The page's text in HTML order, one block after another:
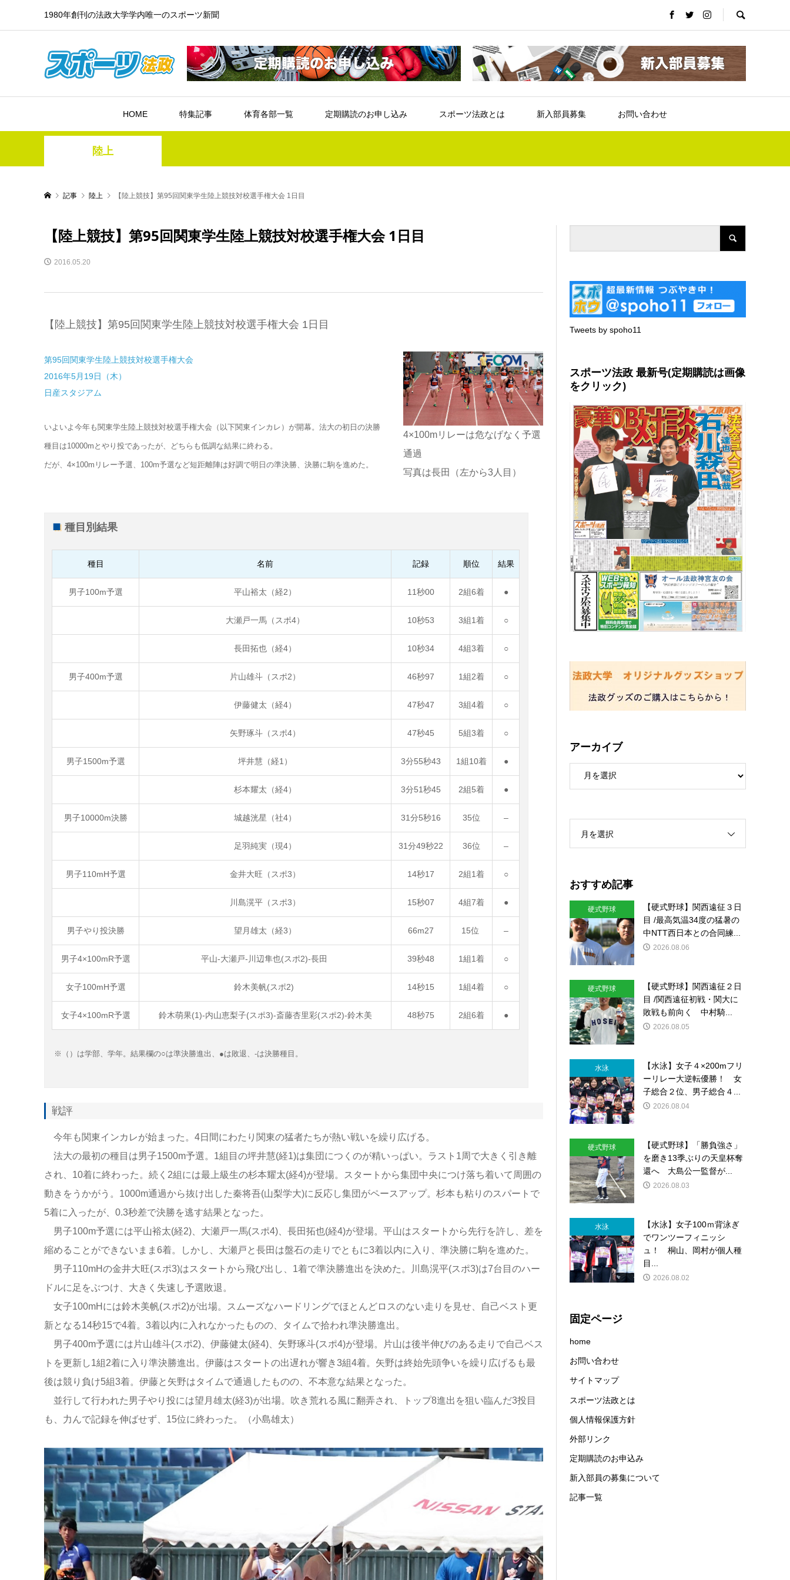
1980年創刊の法政大学学内唯一のスポーツ新聞
HOME 特集記事 体育各部一覧 定期購読のお申し込み スポーツ法政とは 新入部員募集 お問い合わせ
陸上
記事 陸上 【陸上競技】第95回関東学生陸上競技対校選手権大会 1日目
【陸上競技】第95回関東学生陸上競技対校選手権大会 1日目
2016.05.20
【陸上競技】第95回関東学生陸上競技対校選手権大会 1日目
第95回関東学生陸上競技対校選手権大会
2016年5月19日（木）
日産スタジアム
いよいよ今年も関東学生陸上競技対校選手権大会（以下関東インカレ）が開幕。法大の初日の決勝
種目は10000mとやり投であったが、どちらも低調な結果に終わる。
だが、4×100mリレー予選、100m予選など短距離陣は好調で明日の準決勝、決勝に駒を進めた。
4×100mリレーは危なげなく予選
通過
写真は長田（左から3人目）
種目別結果
種目 名前 記録 順位 結果
男子100m予選 平山裕太（経2） 11秒00 2組6着 ●
大瀬戸一馬（スポ4） 10秒53 3組1着 ○
長田拓也（経4） 10秒34 4組3着 ○
男子400m予選 片山雄斗（スポ2） 46秒97 1組2着 ○
伊藤健太（経4） 47秒47 3組4着 ○
矢野琢斗（スポ4） 47秒45 5組3着 ○
男子1500m予選 坪井慧（経1） 3分55秒43 1組10着 ●
杉本耀太（経4） 3分51秒45 2組5着 ●
男子10000m決勝 城越洸星（社4） 31分5秒16 35位 –
足羽純実（現4） 31分49秒22 36位 –
男子110mH予選 金井大旺（スポ3） 14秒17 2組1着 ○
川島滉平（スポ3） 15秒07 4組7着 ●
男子やり投決勝 望月雄太（経3） 66m27 15位 –
男子4×100mR予選 平山-大瀬戸-川辺隼也(スポ2)-長田 39秒48 1組1着 ○
女子100mH予選 鈴木美帆(スポ2) 14秒15 1組4着 ○
女子4×100mR予選 鈴木萌果(1)-内山恵梨子(スポ3)-斎藤杏里彩(スポ2)-鈴木美 48秒75 2組6着 ●
※（）は学部、学年。結果欄の○は準決勝進出、●は敗退、-は決勝種目 。
戦評
今年も関東インカレが始まった。4日間にわたり関東の猛者たちが熱い戦いを繰り広げる。
法大の最初の種目は男子1500m予選。1組目の坪井慧(経1)は集団につくのが精いっぱい。ラスト1周で大きく引き離
され、10着に終わった。続く2組には最上級生の杉本耀太(経4)が登場。スタートから集団中央につけ落ち着いて周囲の
動きをうかがう。1000m通過から抜け出した秦将吾(山梨学大)に反応し集団がペースアップ。杉本も粘りのスパートで
5着に入ったが、0.3秒差で決勝を逃す結果となった。
男子100m予選には平山裕太(経2)、大瀬戸一馬(スポ4)、長田拓也(経4)が登場。平山はスタートから先行を許し、差を
縮めることができないまま6着。しかし、大瀬戸と長田は盤石の走りでともに3着以内に入り、準決勝に駒を進めた。
男子110mHの金井大旺(スポ3)はスタートから飛び出し、1着で準決勝進出を決めた。川島滉平(スポ3)は7台目のハー
ドルに足をぶつけ、大きく失速し予選敗退。
女子100mHには鈴木美帆(スポ2)が出場。スムーズなハードリングでほとんどロスのない走りを見せ、自己ベスト更
新となる14秒15で4着。3着以内に入れなかったものの、タイムで拾われ準決勝進出。
男子400m予選には片山雄斗(スポ2)、伊藤健太(経4)、矢野琢斗(スポ4)が登場。片山は後半伸びのある走りで自己ベス
トを更新し1組2着に入り準決勝進出。伊藤はスタートの出遅れが響き3組4着。矢野は終始先頭争いを繰り広げるも最
後は競り負け5組3着。伊藤と矢野はタイムで通過したものの、不本意な結果となった。
並行して行われた男子やり投には望月雄太(経3)が出場。吹き荒れる風に翻弄され、トップ8進出を狙い臨んだ3投目
も、力んで記録を伸ばせず、15位に終わった。（小島雄太）
Tweets by spoho11
スポーツ法政 最新号(定期購読は画像
をクリック)
アーカイブ
月を選択
おすすめ記事
硬式野球
【硬式野球】関西遠征３日
目 /最高気温34度の猛暑の
中NTT西日本との合同練...
2026.08.06
硬式野球
【硬式野球】関西遠征２日
目 /関西遠征初戦・関大に
敗戦も前向く 中村騎...
2026.08.05
水泳
【水泳】女子４×200mフリ
ーリレー大逆転優勝！ 女
子総合２位、男子総合４...
2026.08.04
硬式野球
【硬式野球】「勝負強さ」
を磨き13季ぶりの天皇杯奪
還へ 大島公一監督が...
2026.08.03
水泳
【水泳】女子100ｍ背泳ぎ
でワンツーフィニッシ
ュ！ 桐山、岡村が個人種
目...
2026.08.02
固定ページ
home
お問い合わせ
サイトマップ
スポーツ法政とは
個人情報保護方針
外部リンク
定期購読のお申込み
新入部員の募集について
記事一覧